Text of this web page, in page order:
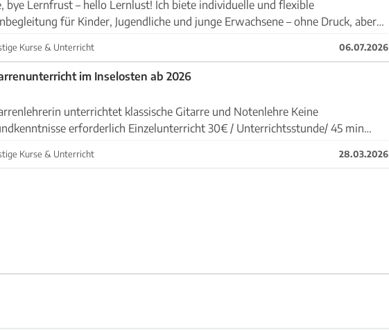
Lernfrust – hello Lernlust! Ich biete individuelle und flexible
für Kinder, Jugendliche und junge Erwachsene – ohne Druck, aber
Kurse & Unterricht 06.07.2026
im Inselosten ab 2026
unterrichtet klassische Gitarre und Notenlehre Keine
erforderlich Einzelunterricht 30€ / Unterrichtsstunde/ 45 min
Kurse & Unterricht 28.03.2026